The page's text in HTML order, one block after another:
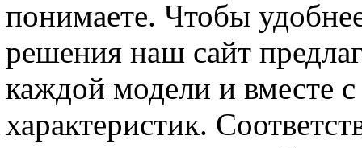
понимаете. Чтобы
решения наш сайт
каждой модели и вместе
характеристик.